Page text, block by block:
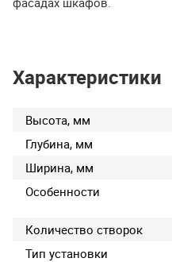
Характеристики
Высота, мм
Глубина, мм
Ширина, мм
Особенности
Количество створок
Тип установки